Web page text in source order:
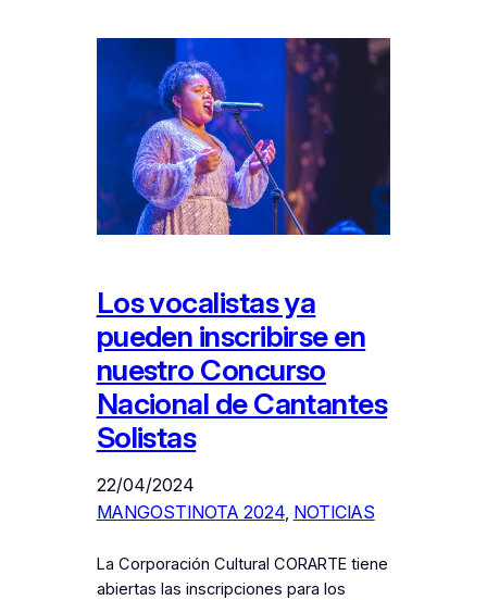
Los vocalistas ya
pueden inscribirse en
nuestro Concurso
Nacional de Cantantes
Solistas
22/04/2024
MANGOSTINOTA 2024, NOTICIAS
La Corporación Cultural CORARTE tiene
abiertas las inscripciones para los